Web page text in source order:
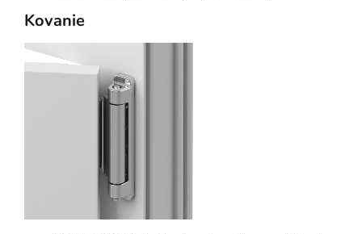
Kovanie